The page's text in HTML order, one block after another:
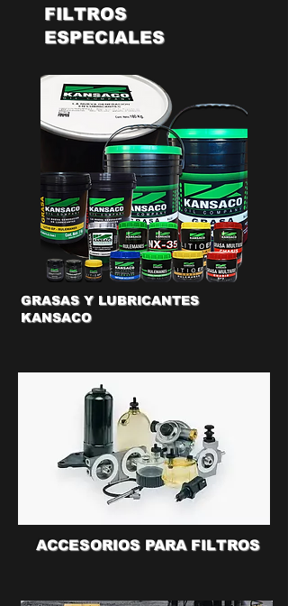
FILTROS
ESPECIALES
GRASAS Y LUBRICANTES
KANSACO
ACCESORIOS PARA FILTROS